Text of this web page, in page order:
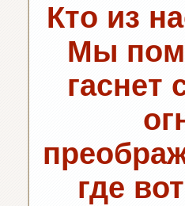
Кто из
Мы
гаснет
где